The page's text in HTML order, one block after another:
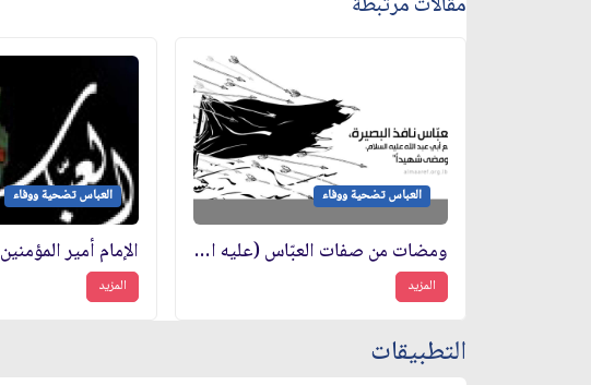
العباس تضحية ووفاء
ومضات من صفات العبّاس (عليه السلام)
المزيد
العباس تضحية ووفاء
المزيد
التطبيقات